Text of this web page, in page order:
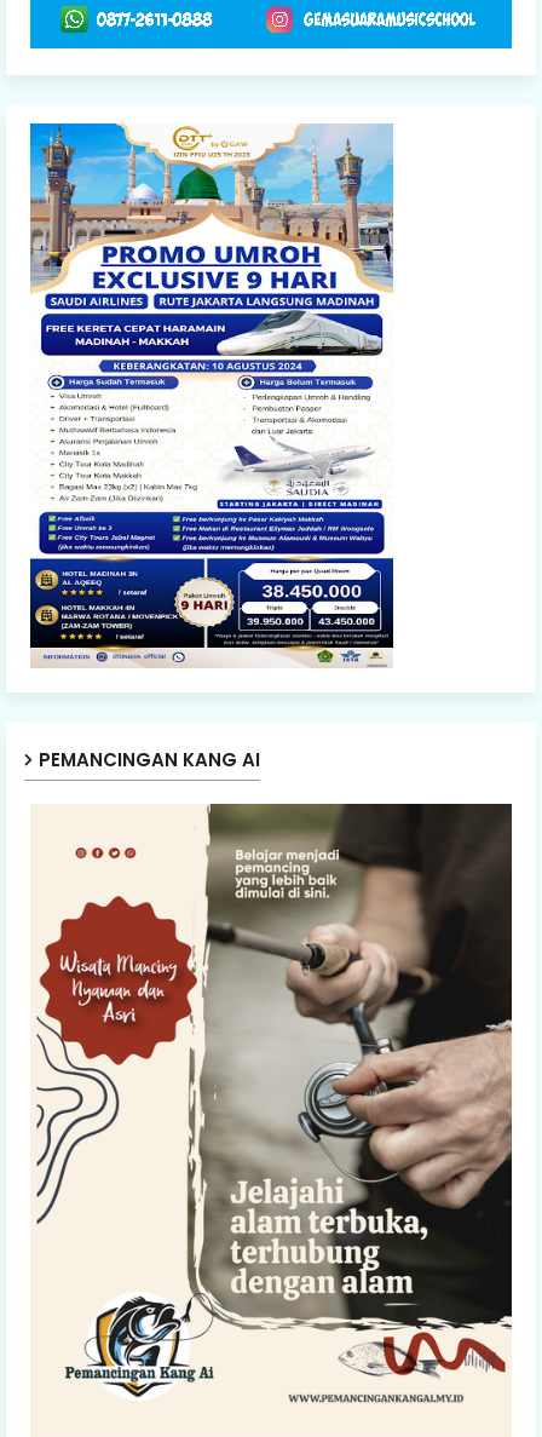
PEMANCINGAN KANG AI